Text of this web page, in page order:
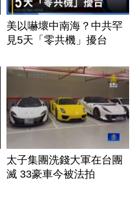
美以嚇壞中南海？中共罕
見5天「零共機」擾台
太子集團洗錢大軍在台團
滅 33豪車今被法拍